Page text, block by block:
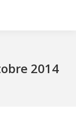
2014